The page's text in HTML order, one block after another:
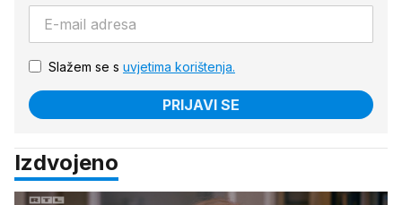
Slažem se s uvjetima korištenja.
PRIJAVI SE
Izdvojeno